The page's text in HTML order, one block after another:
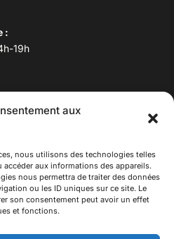
aux
nous utilisons des technologies telles
aux informations des appareils.
nous permettra de traiter des données
ou les ID uniques sur ce site. Le
son consentement peut avoir un effet
et fonctions.
:
19h
06 40